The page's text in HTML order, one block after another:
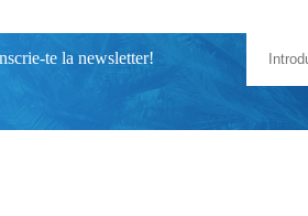
te la newsletter!